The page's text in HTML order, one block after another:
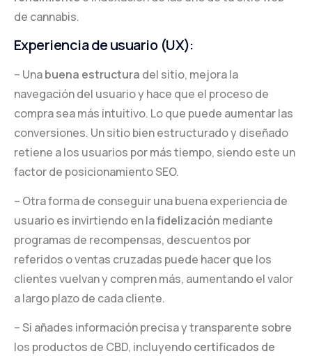
de cannabis.
Experiencia de usuario (UX):
– Unabuena estructura del sitio, mejora la
navegación del usuario y hace que el proceso de
compra sea más intuitivo. Lo que puede aumentar las
conversiones. Un sitio bien estructurado y diseñado
retiene a los usuarios por más tiempo, siendo este un
factor de posicionamiento SEO.
– Otra forma de conseguir una buena experiencia de
usuario es invirtiendo en lafidelización mediante
programas de recompensas, descuentos por
referidos o ventas cruzadas puede hacer que los
clientes vuelvan y compren más, aumentando el valor
a largo plazo de cada cliente.
– Si añades información precisa y transparente sobre
los productos de CBD, incluyendocertificados de